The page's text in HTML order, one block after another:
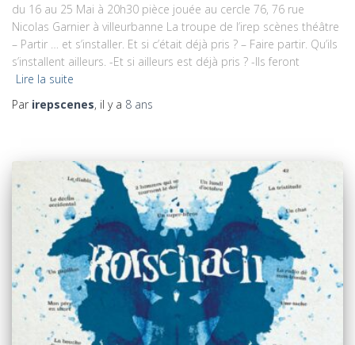
du 16 au 25 Mai à 20h30 pièce jouée au cercle 76, 76 rue
Nicolas Garnier à villeurbanne La troupe de l’irep scènes théâtre
– Partir … et s’installer. Et si c’était déjà pris ? – Faire partir. Qu’ils
s’installent ailleurs. -Et si ailleurs est déjà pris ? -Ils feront
Lire la suite
Par irepscenes, il y a 8 ans